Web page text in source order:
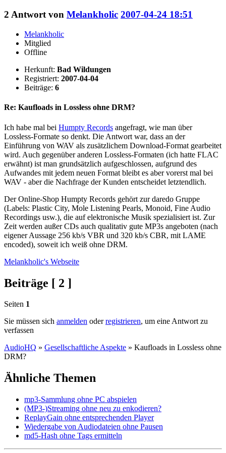
2 Antwort von Melankholic 2007-04-24 18:51
Melankholic
Mitglied
Offline
Herkunft: Bad Wildungen
Registriert: 2007-04-04
Beiträge: 6
Re: Kaufloads in Lossless ohne DRM?
Ich habe mal bei Humpty Records angefragt, wie man über
Lossless-Formate so denkt. Die Antwort war, dass an der
Einführung von WAV als zusätzlichem Download-Format gearbeitet
wird. Auch gegenüber anderen Lossless-Formaten (ich hatte FLAC
erwähnt) ist man grundsätzlich aufgeschlossen, aufgrund des
Aufwandes mit jedem neuen Format bleibt es aber vorerst mal bei
WAV - aber die Nachfrage der Kunden entscheidet letztendlich.
Der Online-Shop Humpty Records gehört zur daredo Gruppe
(Labels: Plastic City, Mole Listening Pearls, Monoid, Fine Audio
Recordings usw.), die auf elektronische Musik spezialisiert ist. Zur
Zeit werden außer CDs auch qualitativ gute MP3s angeboten (nach
eigener Aussage 256 kb/s VBR und 320 kb/s CBR, mit LAME
encoded), soweit ich weiß ohne DRM.
Melankholic's Webseite
Beiträge [ 2 ]
Seiten 1
Sie müssen sich anmelden oderregistrieren, um eine Antwort zu
verfassen
AudioHQ » Gesellschaftliche Aspekte » Kaufloads in Lossless ohne
DRM?
Ähnliche Themen
mp3-Sammlung ohne PC abspielen
(MP3-)Streaming ohne neu zu enkodieren?
ReplayGain ohne entsprechenden Player
Wiedergabe von Audiodateien ohne Pausen
md5-Hash ohne Tags ermitteln